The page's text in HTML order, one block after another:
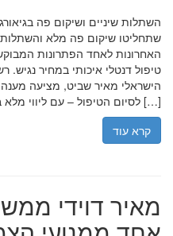
שתחליטו שיקום פה מלא והשתלות
האחרונות לאחד הפתרונות
טיפול דנטלי איכותי במחיר נגיש.
הישראלי מאיר שביט, מציעה
לסיום הטיפול – עם ליווי מלא בעברית […]
קרא עוד
מאיר דוידי